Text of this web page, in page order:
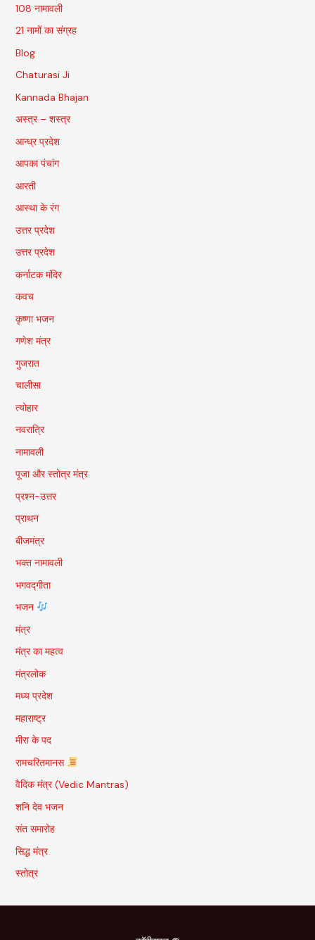
108 नामावली
21 नामों का संग्रह
Blog
Chaturasi Ji
Kannada Bhajan
अस्त्र – शस्त्र
आन्ध्र प्रदेश
आपका पंचांग
आरती
आस्था के रंग
उत्तर प्रदेश
उत्तर प्रदेश
कर्नाटक मंदिर
कवच
कृष्णा भजन
गणेश मंत्र
गुजरात
चालीसा
त्योहार
नवरात्रि
नामावली
पूजा और स्तोत्र मंत्र
प्रश्न-उत्तर
प्राथन
बीजमंत्र
भक्त नामावली
भगवद्गीता
भजन
मंत्र
मंत्र का महत्व
मंत्रलोक
मध्य प्रदेश
महाराष्ट्र
मीरा के पद
रामचरितमानस
वैदिक मंत्र (Vedic Mantras)
शनि देव भजन
संत समारोह
सिद्ध मंत्र
स्तोत्र